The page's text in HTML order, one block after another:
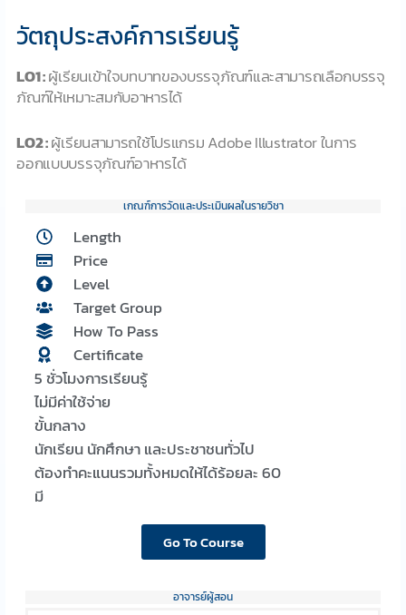
วัตถุประสงค์การเรียนรู้
LO1 :ผู้เรียนเข้าใจบทบาทของบรรจุภัณฑ์และสามารถเลือกบรรจุ
ภัณฑ์ให้เหมาะสมกับอาหารได้
LO2 :ผู้เรียนสามารถใช้โปรแกรม Adobe Illustrator ในการ
ออกแบบบรรจุภัณฑ์อาหารได้
เกณฑ์การวัดและประเมินผลในรายวิชา
Length
Price
Level
Target Group
How To Pass
Certificate
5 ชั่วโมงการเรียนรู้
ไม่มีค่าใช้จ่าย
ขั้นกลาง
นักเรียน นักศึกษา และประชาชนทั่วไป
ต้องทำคะแนนรวมทั้งหมดให้ได้ร้อยละ 60
มี
Go To Course
อาจารย์ผู้สอน